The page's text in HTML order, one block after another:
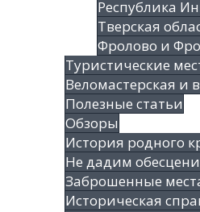
Республика
Тверская
Фролово и
Туристические
Веломастерская и
Полезные статьи
Обзоры
История родного
Не дадим
Заброшенные
Историческая